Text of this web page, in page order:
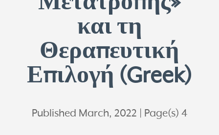
και τη
Θεραπευτική
Επιλογή (Greek)
Published March, 2022 Page(s) 4